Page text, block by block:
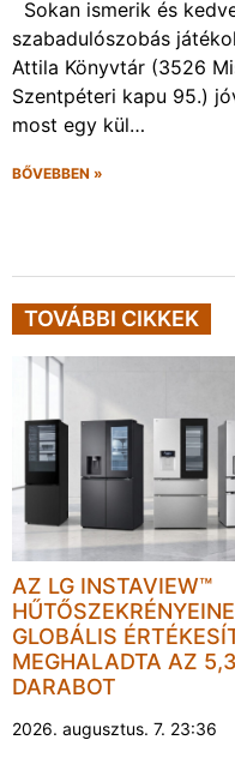
Sokan ismerik és
szabadulószobás
Attila Könyvtár (3526
Szentpéteri kapu 95.)
most egy kül…
BŐVEBBEN »
TOVÁBBI CIKKEK
AZ LG INSTAVIEW™
GLOBÁLIS
MEGHALADTA AZ
DARABOT
2026. augusztus. 7. 23:36